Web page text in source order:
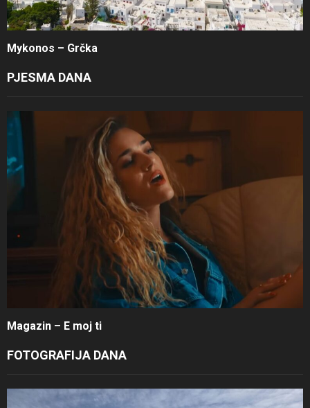
Mykonos – Grčka
PJESMA DANA
Magazin – E moj ti
FOTOGRAFIJA DANA